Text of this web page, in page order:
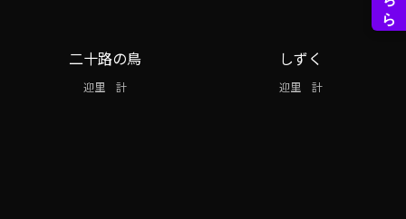
二十路の鳥
迎里 計
しずく
迎里 計